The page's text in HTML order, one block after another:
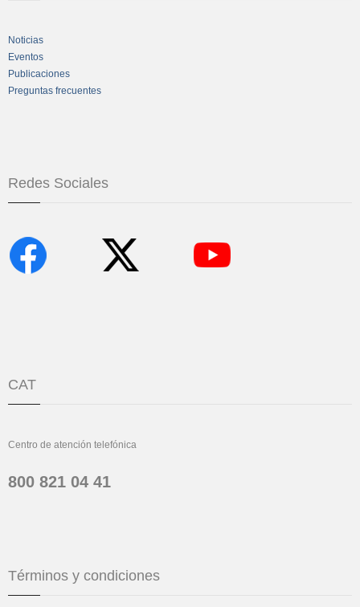
Noticias
Eventos
Publicaciones
Preguntas frecuentes
Redes Sociales
CAT
Centro de atención telefónica
800 821 04 41
Términos y condiciones